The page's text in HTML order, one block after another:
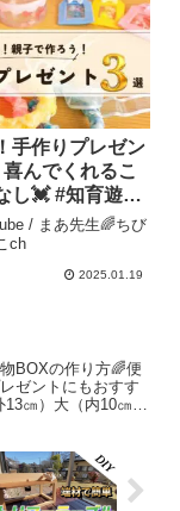
手作りプレゼン
喜んでくれるこ
し💓 #知育遊び
り #プレゼント
– ま
びちびおけいこ
/ まあ先生🌈ちび
ch
2025.01.19
BOXの作り方🌈便
ゼントにもおすす
㎝）大（内10㎝・